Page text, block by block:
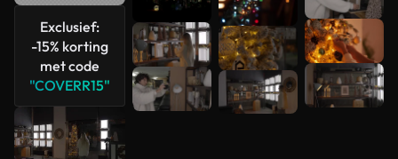
Exclusief:
-15% korting
met code
"COVERR15"
bekijken